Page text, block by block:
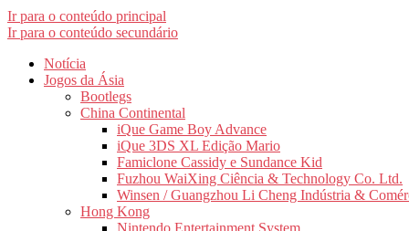
Ir para o conteúdo principal
Ir para o conteúdo secundário
Notícia
Jogos da Ásia
Bootlegs
China Continental
iQue Game Boy Advance
iQue 3DS XL Edição Mario
Famiclone Cassidy e Sundance Kid
Fuzhou WaiXing Ciência & Technology Co. Ltd.
Winsen / Guangzhou Li Cheng Indústria &
Hong Kong